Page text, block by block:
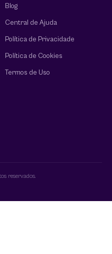
Blog
Central de Ajuda
Política de Privacidade
Política de Cookies
Termos de Uso
reservados.